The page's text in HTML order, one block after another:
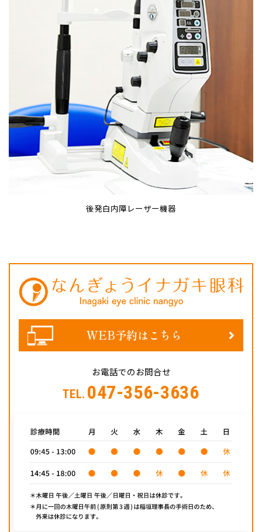
後発白内障レーザー機器
WEB予約はこちら
お電話でのお問合せ
TEL. 047-356-3636